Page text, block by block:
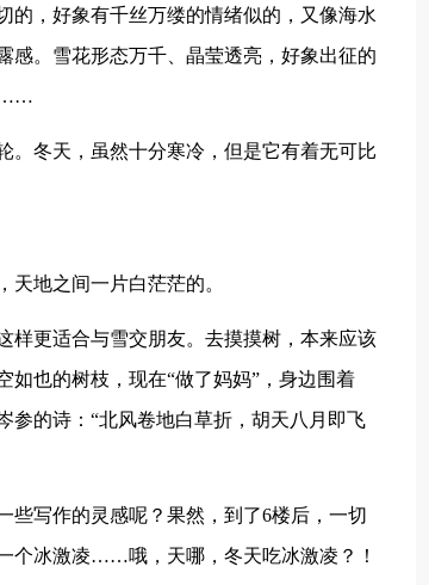
的，好象有千丝万缕的情绪似的，又像海水
感。雪花形态万千、晶莹透亮，好象出征的
……
。冬天，虽然十分寒冷，但是它有着无可比
地之间一片白茫茫的。
样更适合与雪交朋友。去摸摸树，本来应该
也的树枝，现在“做了妈妈”，身边围着
参的诗：“北风卷地白草折，胡天八月即飞
些写作的灵感呢？果然，到了6楼后，一切
个冰激凌……哦，天哪，冬天吃冰激凌？！